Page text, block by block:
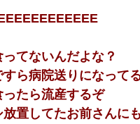
てないんだよな？
すら病院送りになって
ったら流産するぞ
放置してたお前さんに